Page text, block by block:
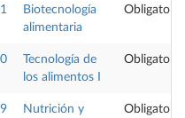
Biotecnología
alimentaria
Obligatoria
Tecnología de
los alimentos I
Obligatoria
Nutrición y
Obligatoria